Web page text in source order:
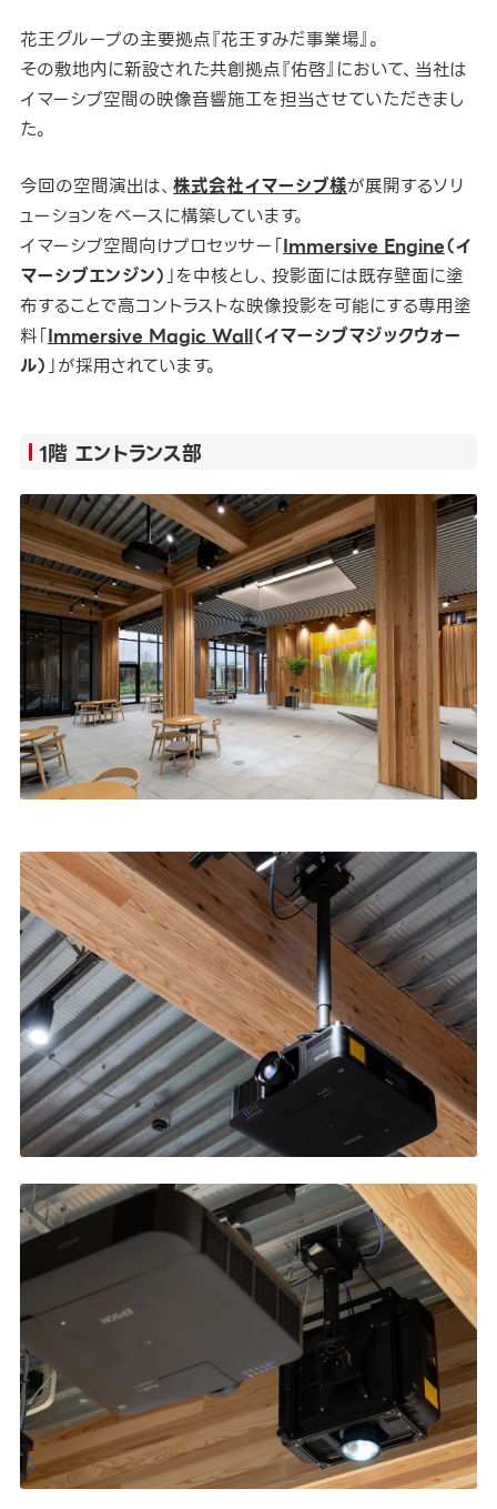
花王グループの主要拠点『花王すみだ事業場』。
その敷地内に新設された共創拠点『佑啓』において、当社は
イマーシブ空間の映像音響施工を担当させていただきまし
た。
今回の空間演出は、 株式会社イマーシブ様が展開するソリ
ューションをベースに構築しています。
イマーシブ空間向けプロセッサー「Immersive Engine（イ
マーシブエンジン）」を中核とし、投影面には既存壁面に塗
布することで高コントラストな映像投影を可能にする専用塗
料「Immersive Magic Wall（イマーシブマジックウォー
ル）」が採用されています。
1階 エントランス部